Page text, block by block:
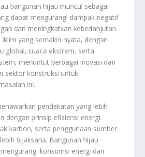
bangunan hijau muncul sebagai
dapat mengurangi dampak negatif
dan meningkatkan keberlanjutan.
iklim yang semakin nyata, dengan
global, cuaca ekstrem, serta
menuntut berbagai inovasi dan
sektor konstruksi untuk
ini.
pendekatan yang lebih
dengan prinsip efisiensi energi.
karbon, serta penggunaan sumber
bijaksana. Bangunan hijau
konsumsi energi dan